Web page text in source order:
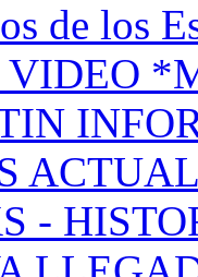
de los
VIDEO
-